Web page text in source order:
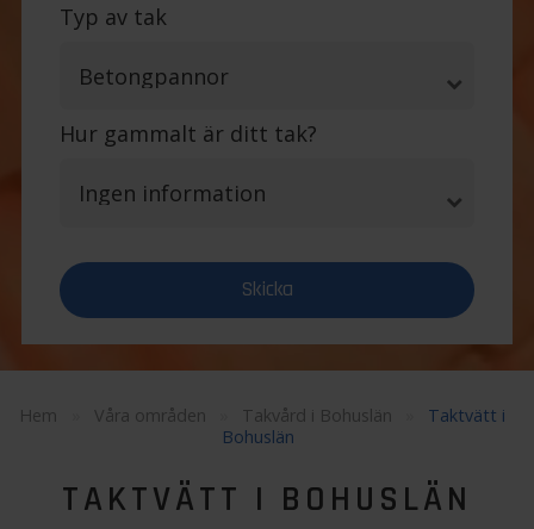
Typ av tak
Hur gammalt är ditt tak?
Hem Våra områden Takvård i Bohuslän
Taktvätt i
Bohuslän
TAKTVÄTT I BOHUSLÄN